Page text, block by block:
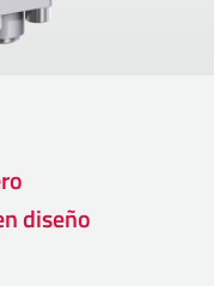
diseño